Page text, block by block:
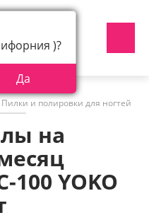
Пилки и полировки для ногтей
на
100 YOKO
)?
Да